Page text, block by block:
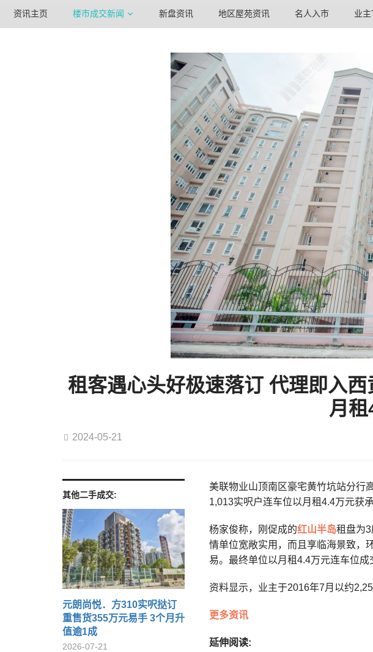
资讯主页 楼市成交新闻 新盘资讯 地区屋苑资讯 名人入市 业
租客遇心头好极速落订 代理即入
月
2024-05-21
其他二手成交:
元朗尚悦．方310实呎挞订
重售货355万元易手 3个月升
值逾1成
2026-07-21
美联物业山顶南区豪宅黄竹坑站分行
1,013实呎户连车位以月租4.4万元获
杨家俊称，刚促成的红山半岛租盘为
情单位宽敞实用，而且享临海景致，
易。最终单位以月租4.4万元连车位成
资料显示，业主于2016年7月以约
更多资讯
延伸阅读: